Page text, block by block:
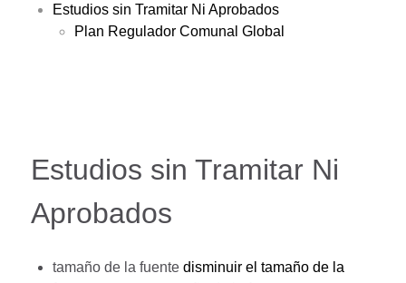
Estudios sin Tramitar Ni Aprobados
Plan Regulador Comunal Global
Estudios sin Tramitar Ni
Aprobados
tamaño de la fuente disminuir el tamaño de la